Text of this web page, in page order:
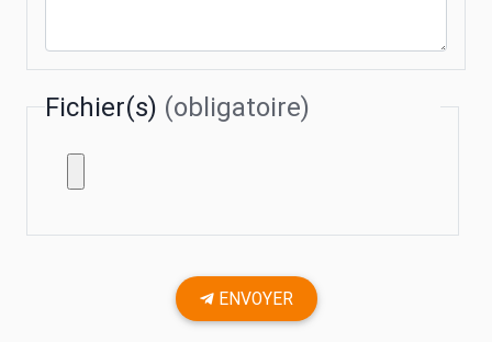
Fichier(s) (obligatoire)
ENVOYER